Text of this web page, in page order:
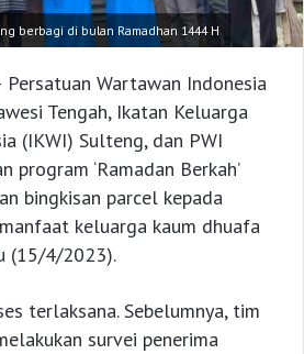
berbagi di bulan Ramadhan 1444 H
Persatuan Wartawan Indonesia
Tengah, Ikatan Keluarga
(IKWI) Sulteng, dan PWI
program ‘Ramadan Berkah’
bingkisan parcel kepada
keluarga kaum dhuafa
(15/4/2023).
terlaksana. Sebelumnya, tim
survei penerima